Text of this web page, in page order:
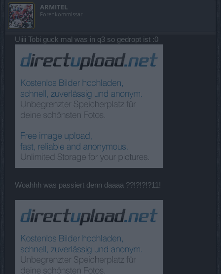
ARMITEL
Forenkommissar
Uiiii Tobi guck mal was in q3 so gedropt ist :0
Woahhh was passiert denn daaaa ??!?!?!?11!